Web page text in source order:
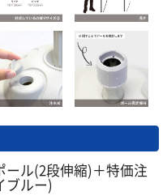
ル(2段伸縮)＋特価注
ブルー)